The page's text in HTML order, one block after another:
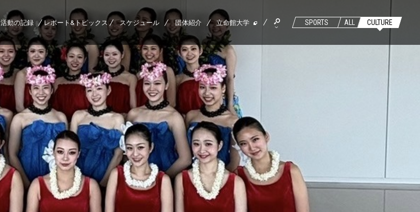
活動の記録 レポート&トピックス スケジュール 団体紹介 立命館大学 SPORTS ALL CULTURE